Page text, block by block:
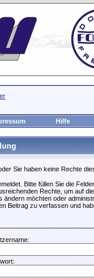
Hilfe
Sie haben keine Rechte
Bitte füllen Sie die
Rechte, um auf
ändern möchten oder
Beitrag zu verfassen und